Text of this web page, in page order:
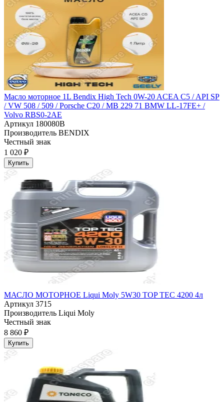
Масло моторное 1L Bendix High Tech 0W-20 ACEA C5 / API SP
/ VW 508 / 509 / Porsche C20 / MB 229 71 BMW LL-17FE+ /
Volvo RBS0-2AE
Артикул 180080B
Производитель BENDIX
Честный знак
1 020 ₽
Купить
МАСЛО МОТОРНОЕ Liqui Moly 5W30 TOP TEC 4200 4л
Артикул 3715
Производитель Liqui Moly
Честный знак
8 860 ₽
Купить